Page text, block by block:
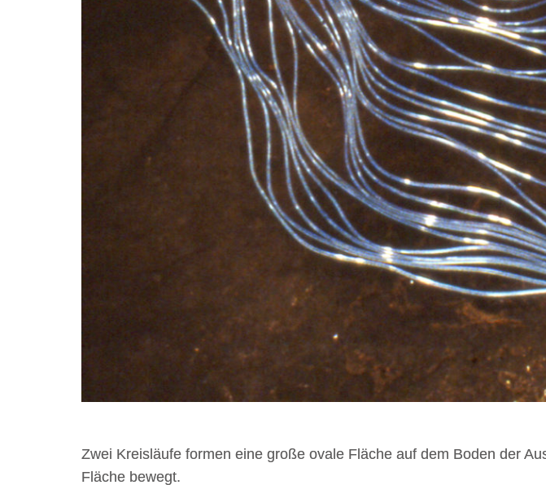
Zwei Kreisläufe formen eine große ovale Fläche auf dem Boden der
Fläche bewegt.